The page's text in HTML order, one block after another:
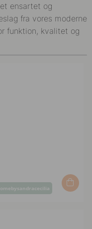
ensartet og
fra vores moderne
funktion, kvalitet og